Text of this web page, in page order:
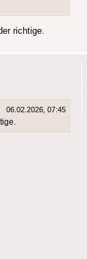
richtige.
06.02.2026, 07:45